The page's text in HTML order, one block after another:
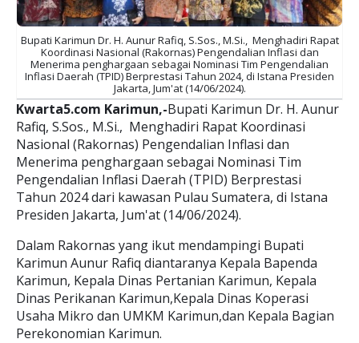
Bupati Karimun Dr. H. Aunur Rafiq, S.Sos., M.Si., Menghadiri Rapat
Koordinasi Nasional (Rakornas) Pengendalian Inflasi dan
Menerima penghargaan sebagai Nominasi Tim Pengendalian
Inflasi Daerah (TPID) Berprestasi Tahun 2024, di Istana Presiden
Jakarta, Jum'at (14/06/2024).
Kwarta5.com Karimun,-Bupati Karimun Dr. H. Aunur
Rafiq, S.Sos., M.Si., Menghadiri Rapat Koordinasi
Nasional (Rakornas) Pengendalian Inflasi dan
Menerima penghargaan sebagai Nominasi Tim
Pengendalian Inflasi Daerah (TPID) Berprestasi
Tahun 2024 dari kawasan Pulau Sumatera, di Istana
Presiden Jakarta, Jum'at (14/06/2024).
Dalam Rakornas yang ikut mendampingi Bupati
Karimun Aunur Rafiq diantaranya Kepala Bapenda
Karimun, Kepala Dinas Pertanian Karimun, Kepala
Dinas Perikanan Karimun,Kepala Dinas Koperasi
Usaha Mikro dan UMKM Karimun,dan Kepala Bagian
Perekonomian Karimun.